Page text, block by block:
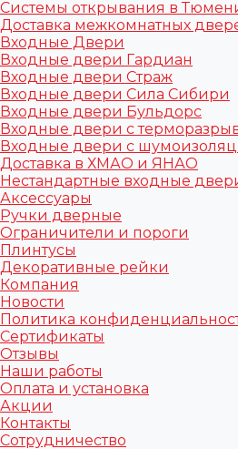
Системы открывания в
Доставка межкомнатных
Входные Двери
Входные двери Гардиан
Входные двери Страж
Входные двери Сила Сибири
Входные двери Бульдорс
Входные двери с
Входные двери с
Доставка в ХМАО и ЯНАО
Нестандартные входные
Аксессуары
Ручки дверные
Ограничители и пороги
Плинтусы
Декоративные рейки
Компания
Новости
Политика
Сертификаты
Отзывы
Наши работы
Оплата и установка
Акции
Контакты
Сотрудничество